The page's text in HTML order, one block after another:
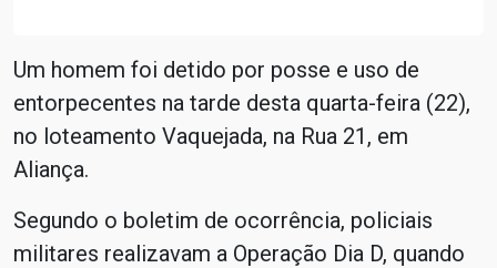
Um homem foi detido por posse e uso de
entorpecentes na tarde desta quarta-feira (22),
no loteamento Vaquejada, na Rua 21, em
Aliança.
Segundo o boletim de ocorrência, policiais
militares realizavam a Operação Dia D, quando